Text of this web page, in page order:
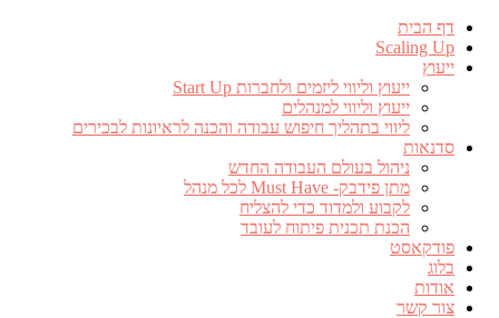
דף הבית
Scaling Up
ייעוץ
ייעוץ וליווי ליזמים ולחברות Start Up
ייעוץ וליווי למנהלים
ליווי בתהליך חיפוש עבודה והכנה לראיונות לבכירים
סדנאות
ניהול בעולם העבודה החדש
מתן פידבק- Must Have לכל מנהל
לקבוע ולמדוד כדי להצליח
הכנת תכנית פיתוח לעובד
פודקאסט
בלוג
אודות
צור קשר